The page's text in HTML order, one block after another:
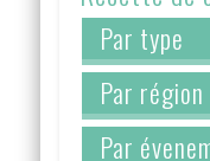
Par type
Par région
Par